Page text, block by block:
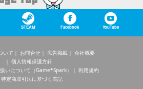
STEAM Facebook YouTube
いて お問合せ 広告掲載
会社概要
個人情報保護方針
いについて（Game*Spark）
利用規約
特定商取引法に基づく表記